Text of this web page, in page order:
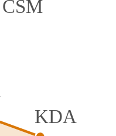
CSM
KDA